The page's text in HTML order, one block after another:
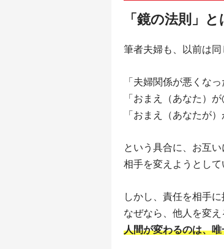
「鏡の法則」
筆者夫婦も、以前は同
「夫婦関係が悪くな
「おまえ（あなた）
「おまえ（あなたが
という具合に、お互
相手を変えようとして
しかし、責任を相手
なぜなら、他人を変え
人間が変わるのは、